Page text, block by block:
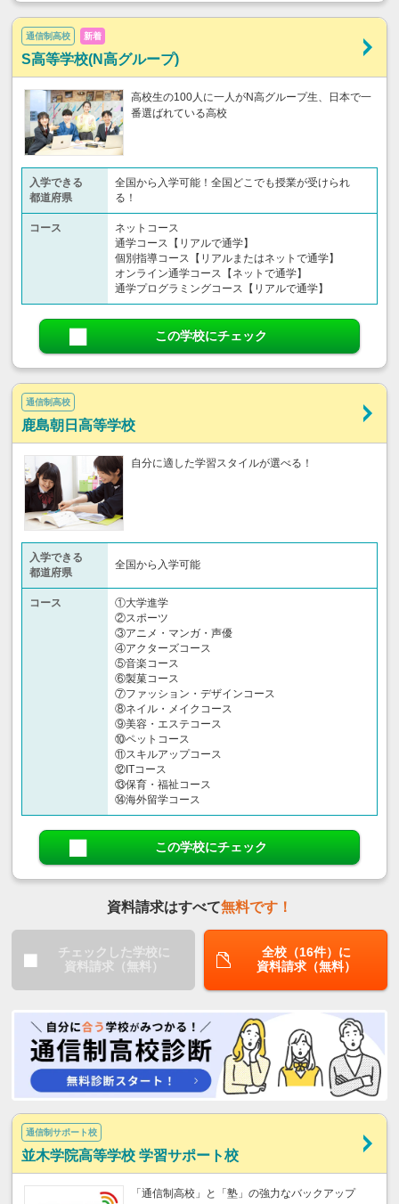
通信制高校 新着
S高等学校(N高グループ)
高校生の100人に一人がN高グループ生、日本で一
番選ばれている高校
入学できる
都道府県
全国から入学可能！全国どこでも授業が受けられ
る！
コース
ネットコース
通学コース【リアルで通学】
個別指導コース【リアルまたはネットで通学】
オンライン通学コース【ネットで通学】
通学プログラミングコース【リアルで通学】
この学校にチェック
通信制高校
鹿島朝日高等学校
自分に適した学習スタイルが選べる！
入学できる
都道府県
全国から入学可能
コース
①大学進学
②スポーツ
③アニメ・マンガ・声優
④アクターズコース
⑤音楽コース
⑥製菓コース
⑦ファッション・デザインコース
⑧ネイル・メイクコース
⑨美容・エステコース
⑩ペットコース
⑪スキルアップコース
⑫ITコース
⑬保育・福祉コース
⑭海外留学コース
この学校にチェック
資料請求はすべて無料です！
チェックした学校に
資料請求（無料）
全校（16件）に
資料請求（無料）
通信制サポート校
並木学院高等学校 学習サポート校
「通信制高校」と「塾」の強力なバックアップ